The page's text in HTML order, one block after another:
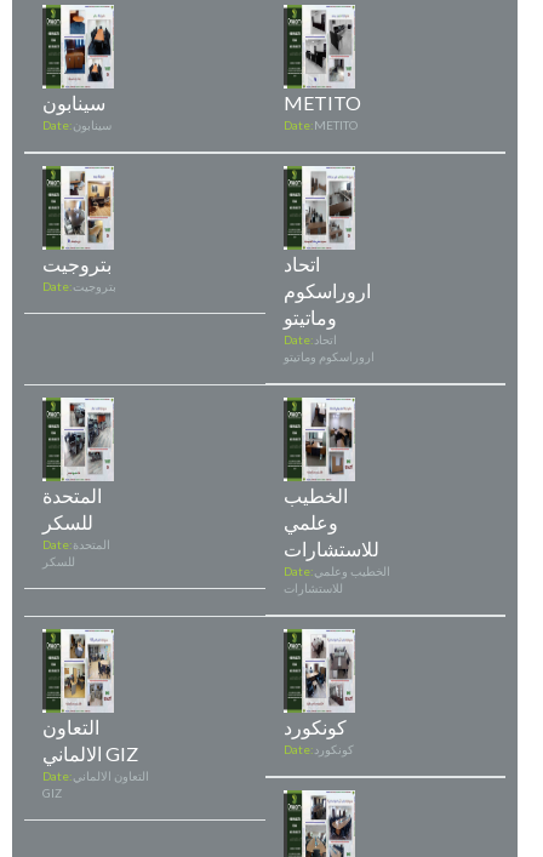
سينابون
Date:سينابون
METITO
Date:METITO
بتروجيت
Date:بتروجيت
اتحاد
اروراسكوم
وماتيتو
Date: اتحاد
اروراسكوم وماتيتو
المتحدة
للسكر
Date:المتحدة
للسكر
الخطيب
وعلمي
للاستشارات
Date:الخطيب وعلمي
للاستشارات
التعاون
الالماني GIZ
Date:التعاون الالماني
GIZ
كونكورد
Date: كونكورد